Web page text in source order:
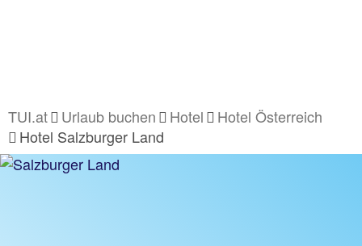
TUI.at Urlaub buchen Hotel
Hotel Österreich
Hotel Salzburger Land